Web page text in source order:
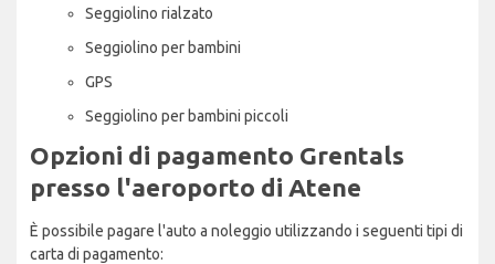
Seggiolino rialzato
Seggiolino per bambini
GPS
Seggiolino per bambini piccoli
Opzioni di pagamento Grentals
presso l'aeroporto di Atene
È possibile pagare l'auto a noleggio utilizzando i seguenti tipi di
carta di pagamento: